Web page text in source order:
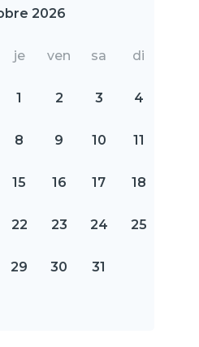
2026
je ven sa di
1 2 3 4
8 9 10 11
15 16 17 18
22 23 24 25
29 30 31